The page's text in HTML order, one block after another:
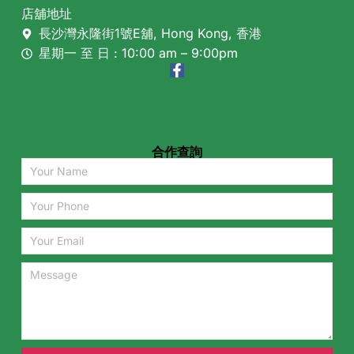
店舖地址
長沙灣永隆街1號E舖, Hong Kong, 香港
星期一 至 日 : 10:00 am – 9:00pm
合作查詢